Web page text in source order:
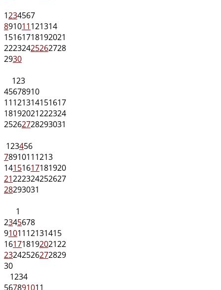
1234567
891011121314
15161718192021
22232425262728
2930
123
45678910
11121314151617
18192021222324
25262728293031
123456
78910111213
14151617181920
21222324252627
28293031
1
2345678
9101112131415
16171819202122
23242526272829
30
1234
567891011